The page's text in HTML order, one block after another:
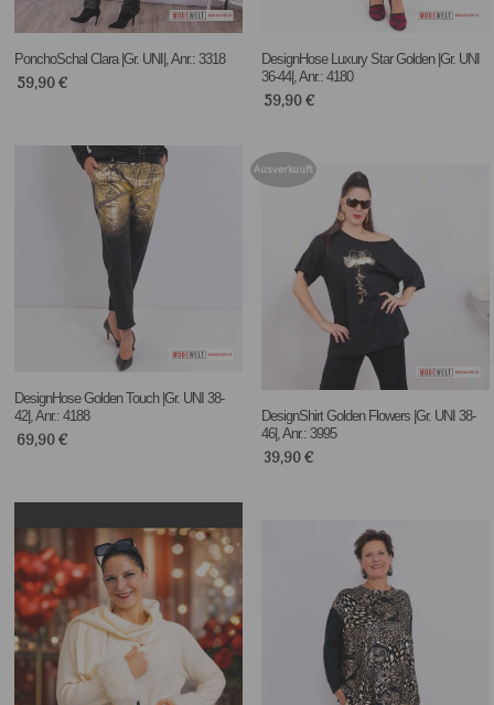
PonchoSchal Clara |Gr. UNI|, Anr.: 3318
59,90€
DesignHose Luxury Star Golden |Gr. UNI
36-44|, Anr.: 4180
59,90€
DesignHose Golden Touch |Gr. UNI 38-
42|, Anr.: 4188
69,90€
Ausverkauft
DesignShirt Golden Flowers |Gr. UNI 38-
46|, Anr.: 3995
39,90€